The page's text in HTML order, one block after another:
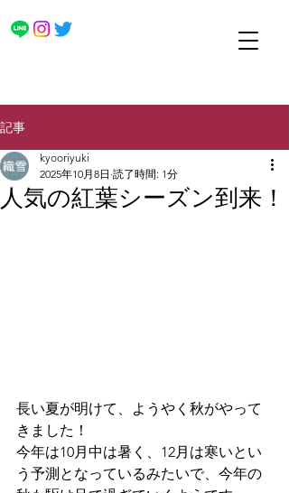
記事
人気の紅葉シーズン到来！
kyooriyuki
2025年10月8日 読了時間: 1分
長い夏が明けて、ようやく秋がやって
きました！
今年は10月中は暑く、12月は寒いとい
う予測となっているみたいで、今年の